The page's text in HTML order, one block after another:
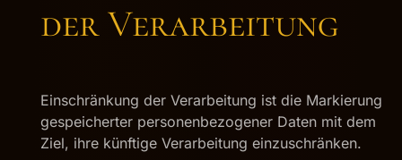
der Verarbeitung
Einschränkung der Verarbeitung ist die Markierung
gespeicherter personenbezogener Daten mit dem
Ziel, ihre künftige Verarbeitung einzuschränken.